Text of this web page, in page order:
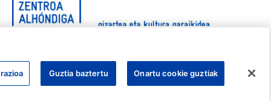
Guztia baztertu Onartu cookie guztiak